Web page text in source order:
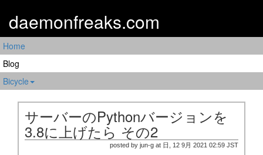
daemonfreaks.com
Home
Blog
Bicycle
サーバーのPythonバージョンを
3.8に上げたら その2
posted by jun-g at 日, 12 9月 2021 02:59 JST